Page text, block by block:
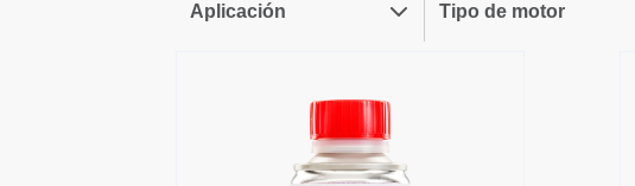
Aplicación Tipo de motor